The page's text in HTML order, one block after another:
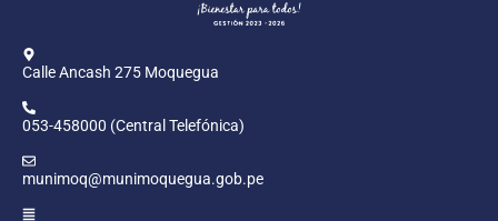
Calle Ancash 275 Moquegua
053-458000 (Central Telefónica)
munimoq@munimoquegua.gob.pe